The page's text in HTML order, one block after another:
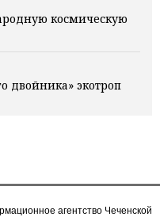
космическую
двойника» экотроп
агентство Чеченской